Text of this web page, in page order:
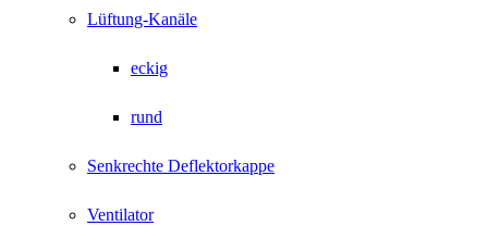
Lüftung-Kanäle
eckig
rund
Senkrechte Deflektorkappe
Ventilator